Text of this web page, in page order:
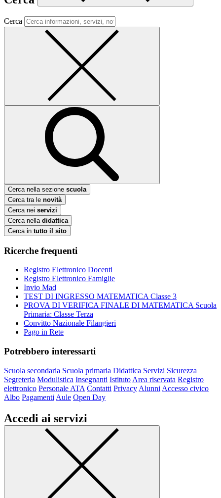
Cerca
Cerca nella sezione scuola
Cerca tra le novità
Cerca nei servizi
Cerca nella didattica
Cerca in tutto il sito
Ricerche frequenti
Registro Elettronico Docenti
Registro Elettronico Famiglie
Invio Mad
TEST DI INGRESSO MATEMATICA Classe 3
PROVA DI VERIFICA FINALE DI MATEMATICA Scuola
Primaria: Classe Terza
Convitto Nazionale Filangieri
Pago in Rete
Potrebbero interessarti
Scuola secondaria Scuola primaria Didattica Servizi Sicurezza
Segreteria Modulistica Insegnanti Istituto Area riservata Registro
elettronico Personale ATA Contatti Privacy Alunni Accesso civico
Albo Pagamenti Aule Open Day
Accedi ai servizi